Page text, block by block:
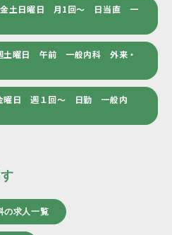
金土日曜日 月1回～ 日当直 一
週土曜日 午前 一般内科 外来・
金曜日 週１回～ 日勤 一般内
の求人一覧